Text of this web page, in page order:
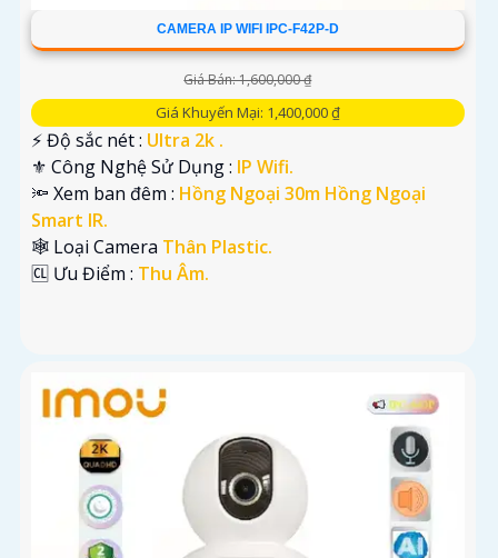
CAMERA IP WIFI IPC-F42P-D
Giá Bán: 1,600,000 ₫
Giá Khuyến Mại: 1,400,000 ₫
️⚡ Độ sắc nét : Ultra 2k .
⚜️ Công Nghệ Sử Dụng : IP Wifi.
🔦 Xem ban đêm : Hồng Ngoại 30m Hồng Ngoại
Smart IR.
🕸️ Loại Camera Thân Plastic.
️🆑 Ưu Điểm : Thu Âm.